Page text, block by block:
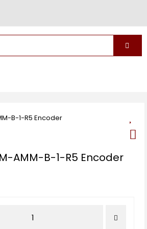
AMM-B-1-R5 Encoder